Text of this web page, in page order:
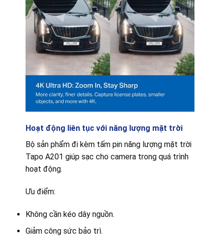
Hoạt động liên tục với năng lượng mặt trời
Bộ sản phẩm đi kèm tấm pin năng lượng mặt trời
Tapo A201 giúp sạc cho camera trong quá trình
hoạt động.
Ưu điểm:
Không cần kéo dây nguồn.
Giảm công sức bảo trì.